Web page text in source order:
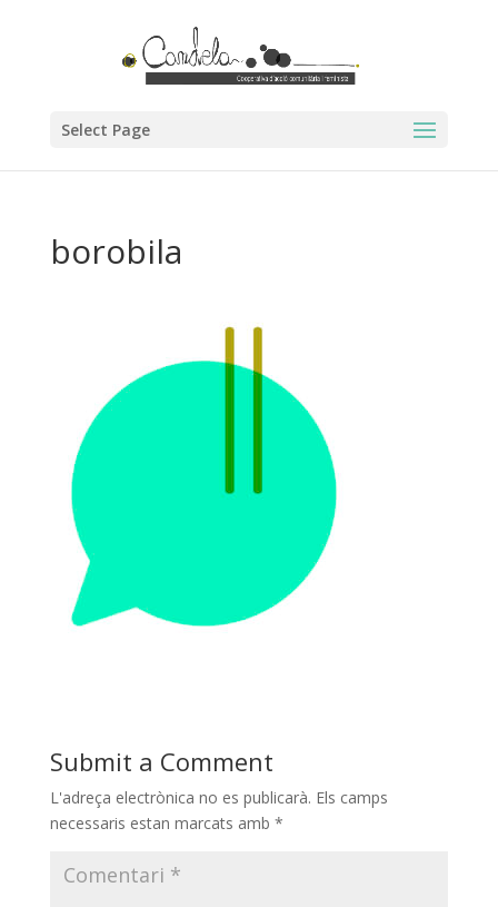
Select Page
borobila
Submit a Comment
L'adreça electrònica no es publicarà. Els camps
necessaris estan marcats amb *